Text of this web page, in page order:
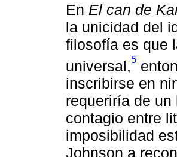
En El can de
la unicidad del
filosofía es que
universal,5
inscribirse en
requeriría de
contagio entre
imposibilidad
Johnson a